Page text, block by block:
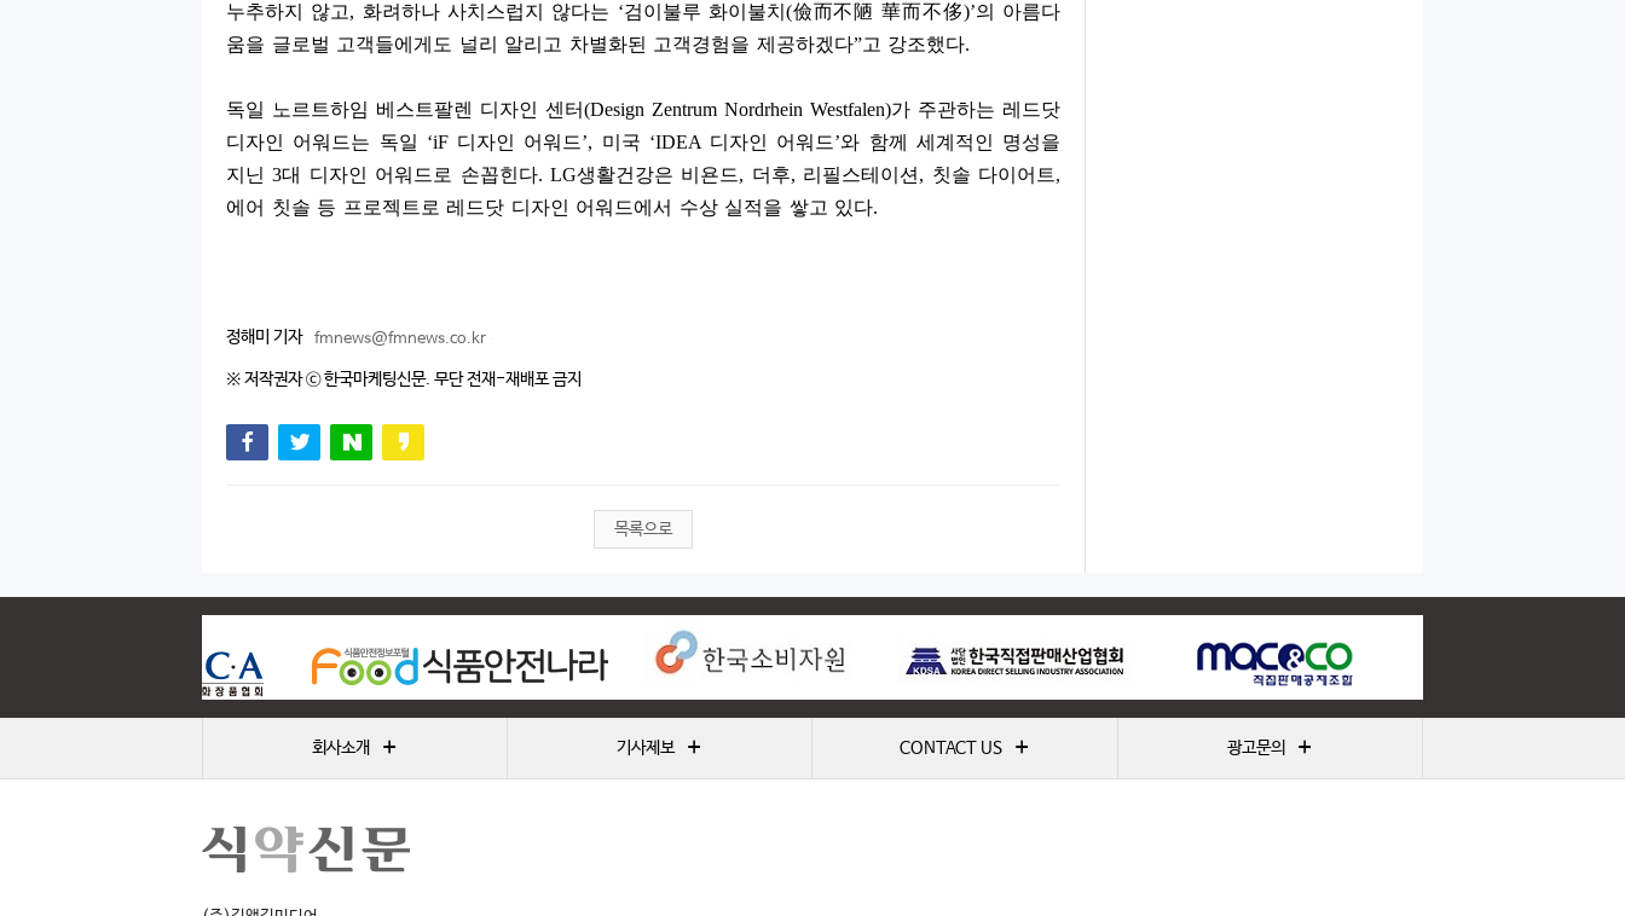
누추하지 않고, 화려하나 사치스럽지 않다는 ‘검이불루 화이불치 (儉而不陋 華而不侈)’의 아름다
움을 글로벌 고객들에게도 널리 알리고 차별화된 고객경험을 제공하겠다”고 강조했다.
독일 노르트하임 베스트팔렌 디자인 센터(Design Zentrum Nordrhein Westfalen)가 주관하는 레드닷
디자인 어워드는 독일 ‘iF 디자인 어워드’, 미국 ‘IDEA 디자인 어워드’와 함께 세계적인 명성을
지닌3대 디자인 어워드로 손꼽힌다. LG생활건강은 비욘드, 더후, 리필스테이션 , 칫솔 다이어트,
에어 칫솔 등 프로젝트로 레드닷 디자인 어워드에서 수상 실적을 쌓고 있다.
정해미 기자 fmnews@fmnews.co.kr
※ 저작권자 ⓒ 한국마케팅신문. 무단 전재-재배포 금지
목록으로
회사소개 + 기사제보 + CONTACT US + 광고문의 +